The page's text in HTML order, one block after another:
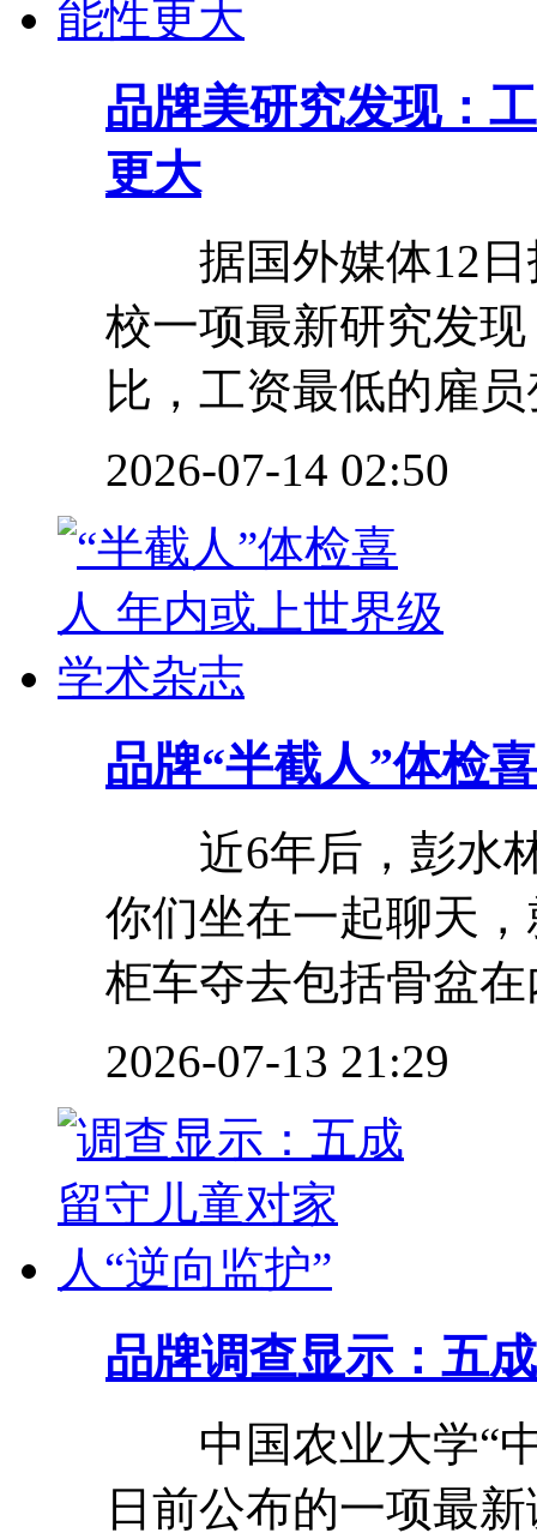
品牌美研究发现：
更大
据国外媒体12日
校一项最新研究发
比，工资最低的雇
2026-07-14 02:50
品牌“半截人”体检
近6年后，彭水林
你们坐在一起聊天
柜车夺去包括骨盆
2026-07-13 21:29
品牌调查显示：五
中国农业大学“中
日前公布的一项最